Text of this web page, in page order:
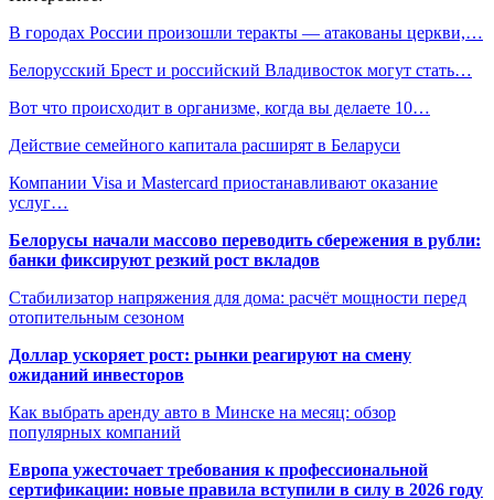
В городах России произошли теракты — атакованы церкви,…
Белорусский Брест и российский Владивосток могут стать…
Вот что происходит в организме, когда вы делаете 10…
Действие семейного капитала расширят в Беларуси
Компании Visa и Mastercard приостанавливают оказание
услуг…
Белорусы начали массово переводить сбережения в рубли:
банки фиксируют резкий рост вкладов
Стабилизатор напряжения для дома: расчёт мощности перед
отопительным сезоном
Доллар ускоряет рост: рынки реагируют на смену
ожиданий инвесторов
Как выбрать аренду авто в Минске на месяц: обзор
популярных компаний
Европа ужесточает требования к профессиональной
сертификации: новые правила вступили в силу в 2026 году